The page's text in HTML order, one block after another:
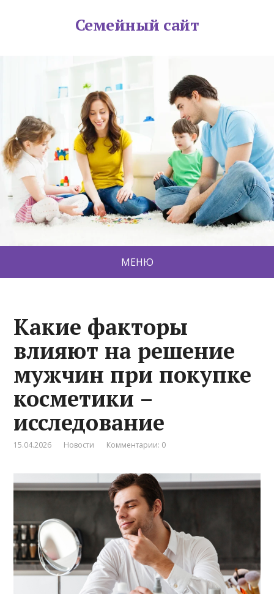
Семейный сайт
МЕНЮ
Какие факторы
влияют на решение
мужчин при покупке
косметики –
исследование
15.04.2026 Новости Комментарии: 0